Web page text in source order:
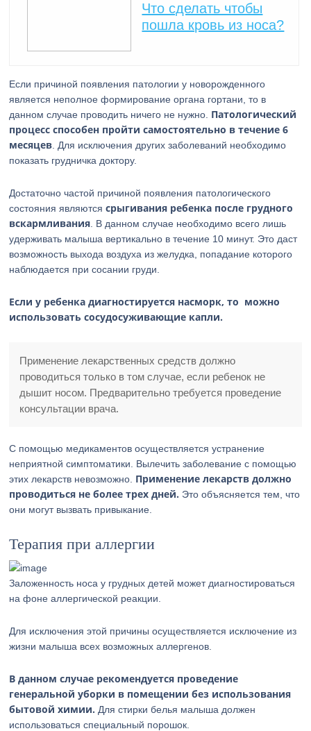
Что сделать чтобы
пошла кровь из носа?
Если причиной появления патологии у новорожденного
является неполное формирование органа гортани, то в
данном случае проводить ничего не нужно. Патологический
процесс способен пройти самостоятельно в течение 6
месяцев . Для исключения других заболеваний необходимо
показать грудничка доктору.
Достаточно частой причиной появления патологического
состояния являютсясрыгивания ребенка после грудного
вскармливания . В данном случае необходимо всего лишь
удерживать малыша вертикально в течение 10 минут. Это даст
возможность выхода воздуха из желудка, попадание которого
наблюдается при сосании груди.
Если у ребенка диагностируется насморк, то можно
использовать сосудосуживающие капли.
Применение лекарственных средств должно
проводиться только в том случае, если ребенок не
дышит носом. Предварительно требуется проведение
консультации врача.
С помощью медикаментов осуществляется устранение
неприятной симптоматики. Вылечить заболевание с помощью
этих лекарств невозможно. Применение лекарств должно
проводиться не более трех дней. Это объясняется тем, что
они могут вызвать привыкание.
Терапия при аллергии
Заложенность носа у грудных детей может диагностироваться
на фоне аллергической реакции.
Для исключения этой причины осуществляется исключение из
жизни малыша всех возможных аллергенов.
В данном случае рекомендуется проведение
генеральной уборки в помещении без использования
бытовой химии. Для стирки белья малыша должен
использоваться специальный порошок.